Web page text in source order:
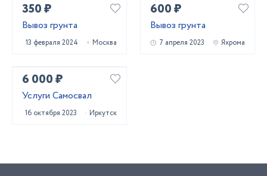
350 ₽
Вывоз грунта
13 февраля 2024 Москва
600 ₽
Вывоз грунта
7 апреля 2023 Яхрома
6 000 ₽
Услуги Самосвал
16 октября 2023 Иркутск